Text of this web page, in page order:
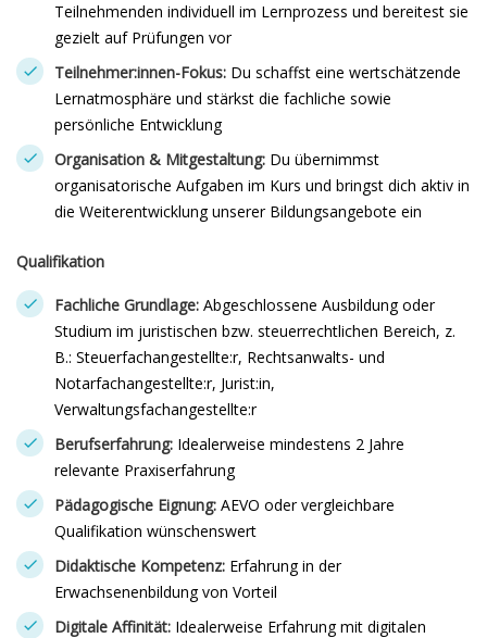
Teilnehmenden individuell im Lernprozess und bereitest sie
gezielt auf Prüfungen vor
Teilnehmer:innen-Fokus: Du schaffst eine wertschätzende
Lernatmosphäre und stärkst die fachliche sowie
persönliche Entwicklung
Organisation & Mitgestaltung: Du übernimmst
organisatorische Aufgaben im Kurs und bringst dich aktiv in
die Weiterentwicklung unserer Bildungsangebote ein
Qualifikation
Fachliche Grundlage: Abgeschlossene Ausbildung oder
Studium im juristischen bzw. steuerrechtlichen Bereich, z.
B.: Steuerfachangestellte:r, Rechtsanwalts- und
Notarfachangestellte:r, Jurist:in,
Verwaltungsfachangestellte:r
Berufserfahrung: Idealerweise mindestens 2 Jahre
relevante Praxiserfahrung
Pädagogische Eignung: AEVO oder vergleichbare
Qualifikation wünschenswert
Didaktische Kompetenz: Erfahrung in der
Erwachsenenbildung von Vorteil
Digitale Affinität: Idealerweise Erfahrung mit digitalen